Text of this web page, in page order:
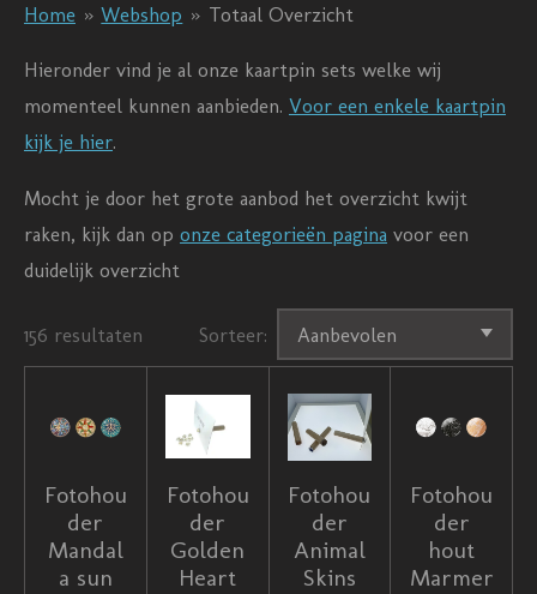
Home » Webshop » Totaal Overzicht
Hieronder vind je al onze kaartpin sets welke wij
momenteel kunnen aanbieden. Voor een enkele kaartpin
kijk je hier.
Mocht je door het grote aanbod het overzicht kwijt
raken, kijk dan op onze categorieën pagina voor een
duidelijk overzicht
156 resultaten Sorteer:
Fotohou
der
Mandal
a sun
Fotohou
der
Golden
Heart
Fotohou
der
Animal
Skins
Fotohou
der
hout
Marmer